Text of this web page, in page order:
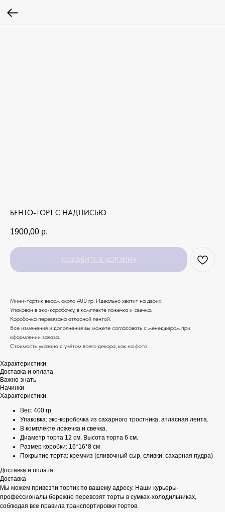
БЕНТО-ТОРТ С НАДПИСЬЮ
1900,00 р.
ДОБАВИТЬ В КОРЗИНУ
Мини-тортик весом около 400 гр. Идеально хватит на двоих.
Упакован в эко-коробочку, в комплекте ложечка и свечка.
Коробочка перевязана атласной лентой.
Все изменения и дополнения вы можете согласовать с менеджером при
оформлении заказа.
Стоимость указана с учётом всего декора, как на фото.
Характеристики
Доставка и оплата
Важно знать
Начинки
Характеристики
Вес: 400 гр.
Упаковка: эко-коробочка из сахарного тростника, атласная лента.
В комплекте ложечка и свечка.
Диаметр торта 12 см. Высота торта 6 см.
Размер коробки: 16*16*8 см
Покрытие торта: кремчиз (сливочный сыр, сливки, сахарная пудра)
Доставка и оплата
Доставка
Мы можем привезти тортик по вашему адресу. Наши курьеры-
профессионалы бережно перевозят торты в сумках-холодильниках,
соблюдая все правила транспортировки тортов.